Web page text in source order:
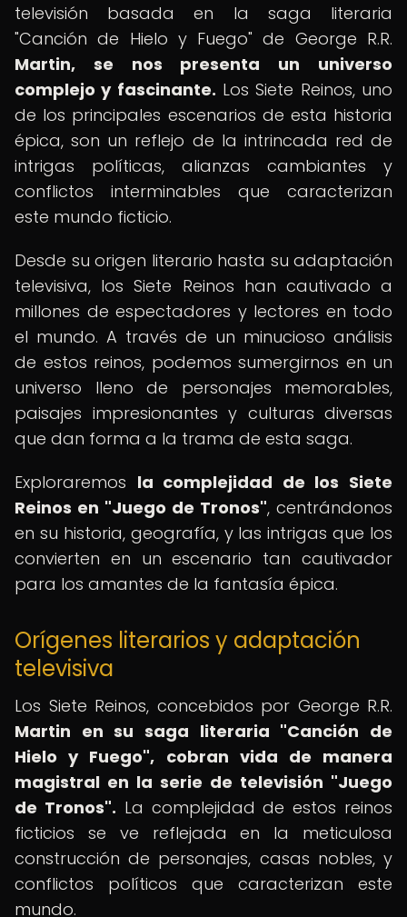
televisión basada en la saga literaria
"Canción de Hielo y Fuego" de George R.R.
Martin, se nos presenta un universo
complejo y fascinante. Los Siete Reinos, uno
de los principales escenarios de esta historia
épica, son un reflejo de la intrincada red de
intrigas políticas, alianzas cambiantes y
conflictos interminables que caracterizan
este mundo ficticio.
Desde su origen literario hasta su adaptación
televisiva, los Siete Reinos han cautivado a
millones de espectadores y lectores en todo
el mundo. A través de un minucioso análisis
de estos reinos, podemos sumergirnos en un
universo lleno de personajes memorables,
paisajes impresionantes y culturas diversas
que dan forma a la trama de esta saga.
Exploraremos la complejidad de los Siete
Reinos en "Juego de Tronos", centrándonos
en su historia, geografía, y las intrigas que los
convierten en un escenario tan cautivador
para los amantes de la fantasía épica.
Orígenes literarios y adaptación
televisiva
Los Siete Reinos, concebidos por George R.R.
Martin en su saga literaria "Canción de
Hielo y Fuego", cobran vida de manera
magistral en la serie de televisión "Juego
de Tronos". La complejidad de estos reinos
ficticios se ve reflejada en la meticulosa
construcción de personajes, casas nobles, y
conflictos políticos que caracterizan este
mundo.